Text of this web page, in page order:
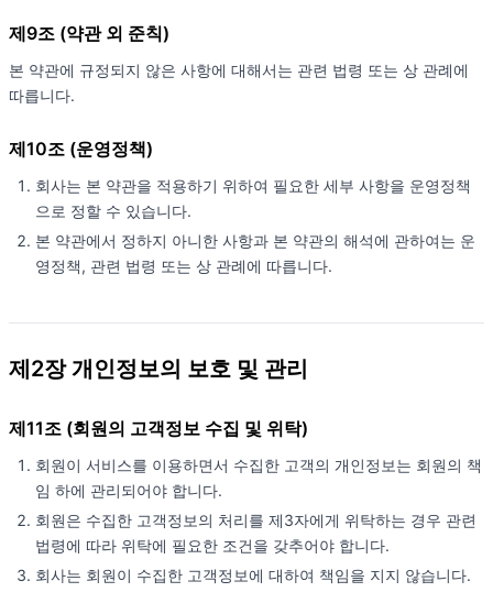
제9조 (약관 외 준칙)
본 약관에 규정되지 않은 사항에 대해서는 관련 법령 또는 상 관례에
따릅니다.
제10조 (운영정책)
회사는 본 약관을 적용하기 위하여 필요한 세부 사항을 운영정책
으로 정할 수 있습니다.
본 약관에서 정하지 아니한 사항과 본 약관의 해석에 관하여는 운
영정책, 관련 법령 또는 상 관례에 따릅니다.
제2장 개인정보의 보호 및 관리
제11조 (회원의 고객정보 수집 및 위탁)
회원이 서비스를 이용하면서 수집한 고객의 개인정보는 회원의 책
임 하에 관리되어야 합니다.
회원은 수집한 고객정보의 처리를 제3자에게 위탁하는 경우 관련
법령에 따라 위탁에 필요한 조건을 갖추어야 합니다.
회사는 회원이 수집한 고객정보에 대하여 책임을 지지 않습니다.